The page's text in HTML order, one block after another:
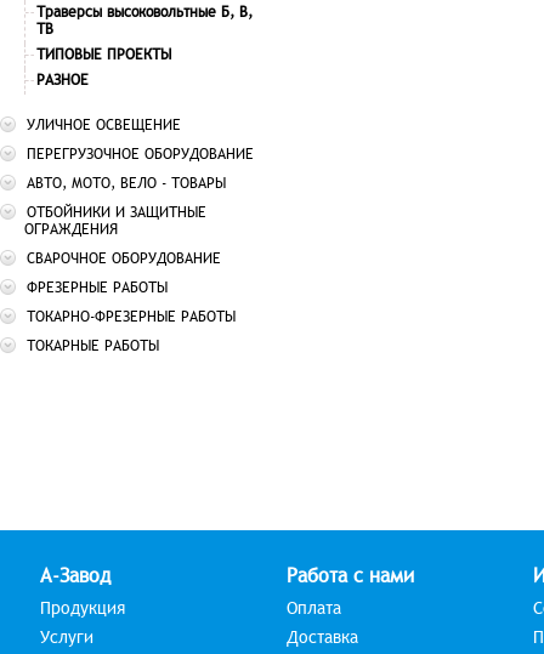
Траверсы высоковольтные Б, В,
ТВ
ТИПОВЫЕ ПРОЕКТЫ
РАЗНОЕ
УЛИЧНОЕ ОСВЕЩЕНИЕ
ПЕРЕГРУЗОЧНОЕ ОБОРУДОВАНИЕ
АВТО, МОТО, ВЕЛО - ТОВАРЫ
ОТБОЙНИКИ И ЗАЩИТНЫЕ
ОГРАЖДЕНИЯ
СВАРОЧНОЕ ОБОРУДОВАНИЕ
ФРЕЗЕРНЫЕ РАБОТЫ
ТОКАРНО-ФРЕЗЕРНЫЕ РАБОТЫ
ТОКАРНЫЕ РАБОТЫ
А-Завод
Продукция
Услуги
Работа с нами
Оплата
Доставка